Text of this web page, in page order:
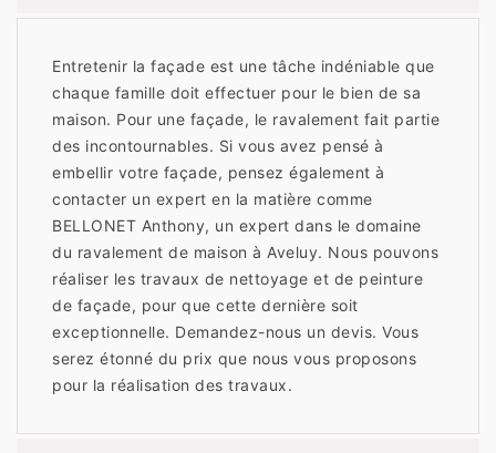
Entretenir la façade est une tâche indéniable que
chaque famille doit effectuer pour le bien de sa
maison. Pour une façade, le ravalement fait partie
des incontournables. Si vous avez pensé à
embellir votre façade, pensez également à
contacter un expert en la matière comme
BELLONET Anthony, un expert dans le domaine
du ravalement de maison à Aveluy. Nous pouvons
réaliser les travaux de nettoyage et de peinture
de façade, pour que cette dernière soit
exceptionnelle. Demandez-nous un devis. Vous
serez étonné du prix que nous vous proposons
pour la réalisation des travaux.